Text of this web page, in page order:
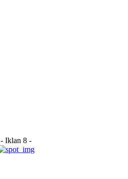
- Iklan 8 -